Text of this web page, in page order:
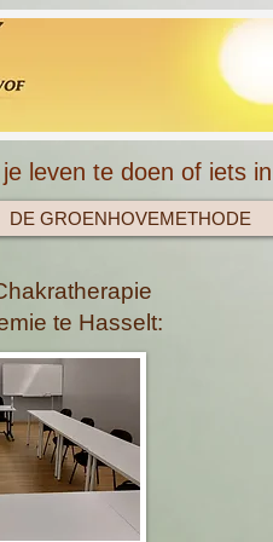
leven te doen of iets
DE GROENHOVEMETHODE
te Hasselt: